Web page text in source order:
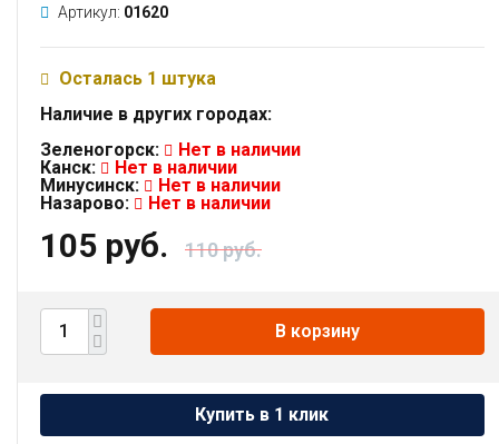
Артикул: 01620
Осталась 1 штука
Наличие в других городах:
Зеленогорск:
Нет в наличии
Канск:
Нет в наличии
Минусинск:
Нет в наличии
Назарово:
Нет в наличии
105 руб. 110 руб.
В корзину